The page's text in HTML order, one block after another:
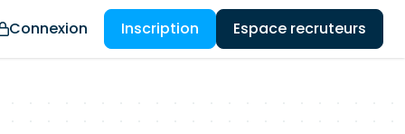
Connexion Inscription Espace recruteurs